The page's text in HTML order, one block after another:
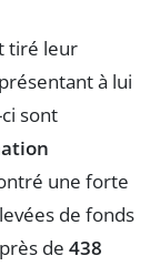
tiré leur
à lui
sont
une forte
de fonds
de 438